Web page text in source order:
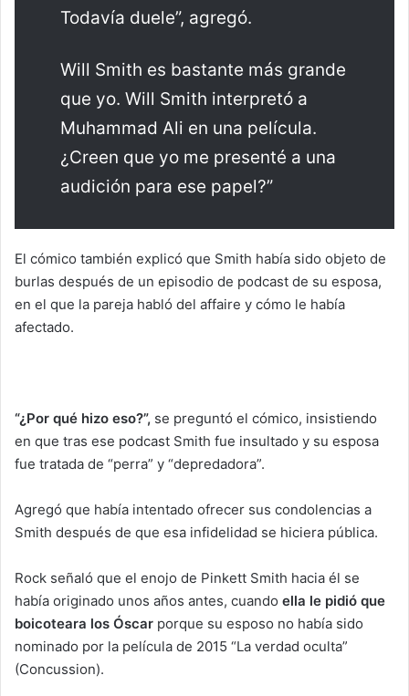
Todavía duele”, agregó.
Will Smith es bastante más grande
que yo. Will Smith interpretó a
Muhammad Ali en una película.
¿Creen que yo me presenté a una
audición para ese papel?”
El cómico también explicó que Smith había sido objeto de
burlas después de un episodio de podcast de su esposa,
en el que la pareja habló del affaire y cómo le había
afectado.
“¿Por qué hizo eso?”, se preguntó el cómico, insistiendo
en que tras ese podcast Smith fue insultado y su esposa
fue tratada de “perra” y “depredadora”.
Agregó que había intentado ofrecer sus condolencias a
Smith después de que esa infidelidad se hiciera pública.
Rock señaló que el enojo de Pinkett Smith hacia él se
había originado unos años antes, cuando ella le pidió que
boicoteara los Óscar porque su esposo no había sido
nominado por la película de 2015 “La verdad oculta”
(Concussion).